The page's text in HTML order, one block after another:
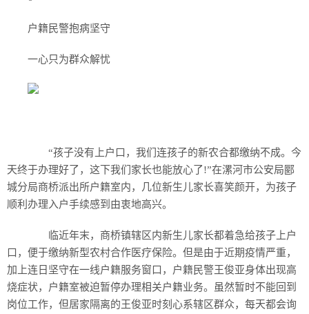
户籍民警抱病坚守
一心只为群众解忧
“孩子没有上户口，我们连孩子的新农合都缴纳不成。今
天终于办理好了，这下我们家长也能放心了!”在漯河市公安局郾
城分局商桥派出所户籍室内，几位新生儿家长喜笑颜开，为孩子
顺利办理入户手续感到由衷地高兴。
临近年末，商桥镇辖区内新生儿家长都着急给孩子上户
口，便于缴纳新型农村合作医疗保险。但是由于近期疫情严重，
加上连日坚守在一线户籍服务窗口，户籍民警王俊亚身体出现高
烧症状，户籍室被迫暂停办理相关户籍业务。虽然暂时不能回到
岗位工作，但居家隔离的王俊亚时刻心系辖区群众，每天都会询